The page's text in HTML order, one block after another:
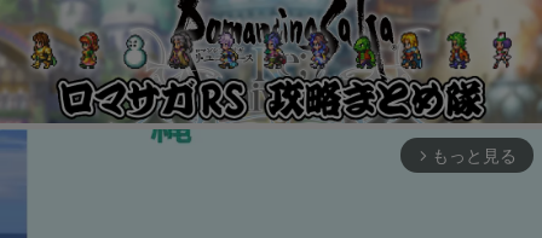
arrow_forward_ios もっと見る